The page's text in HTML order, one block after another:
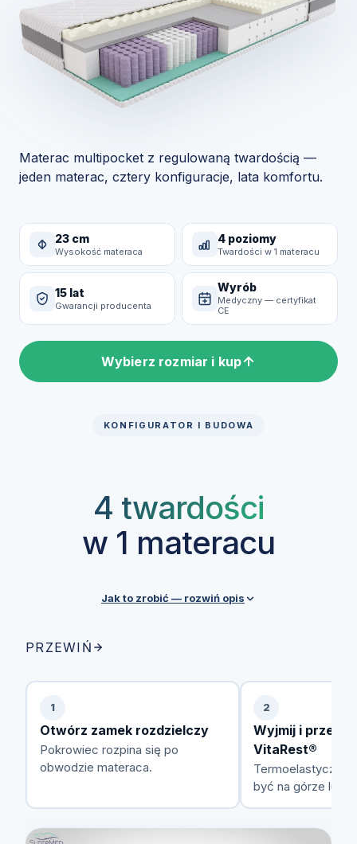
Materac multipocket z regulowaną twardością —
jeden materac, cztery konfiguracje, lata komfortu.
23 cm
Wysokość materaca
4 poziomy
Twardości w 1 materacu
15 lat
Gwarancji producenta
Wyrób
Medyczny — certyfikat
CE
Wybierz rozmiar i kup
KONFIGURATOR I BUDOWA
4 twardości
w 1 materacu
Jak to zrobić — rozwiń opis
pokrowiec z zamkiem rozdzielczym, który ułatwia
przekładanie pianki VitaRest® między warstwami.
wagi czy stanu zdrowia.
PRZEWIŃ
1
Otwórz zamek rozdzielczy
Pokrowiec rozpina się po
obwodzie materaca.
2
Wyjmij i
VitaRest®
Termoelastyczna
być na górze lub